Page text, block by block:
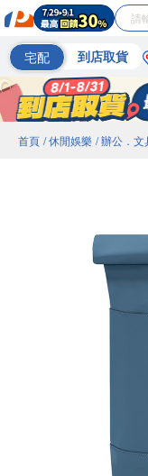
宅配 到店取貨
首頁 / 休閒娛樂 / 辦公．文